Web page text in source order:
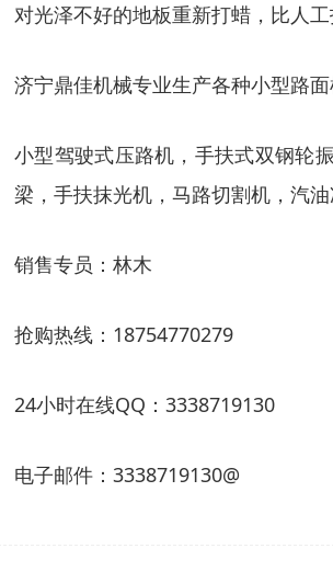
对光泽不好的地板重新打蜡，比人
济宁鼎佳机械专业生产各种小型路
小型驾驶式压路机，手扶式双钢轮
梁，手扶抹光机，马路切割机，汽
销售专员：林木
抢购热线： 18754770279
24小时在线QQ ： 3338719130
电子邮件： 3338719130@